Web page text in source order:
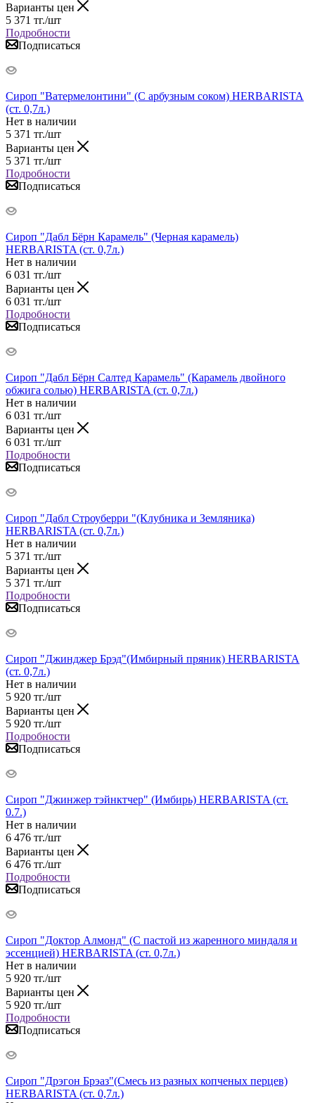
Варианты цен
5 371 тг./шт
Подробности
Подписаться
Сироп "Ватермелонтини" (С арбузным соком) HERBARISTA
(ст. 0,7л.)
Нет в наличии
5 371 тг./шт
Варианты цен
5 371 тг./шт
Подробности
Подписаться
Сироп "Дабл Бёрн Карамель" (Черная карамель)
HERBARISTA (ст. 0,7л.)
Нет в наличии
6 031 тг./шт
Варианты цен
6 031 тг./шт
Подробности
Подписаться
Сироп "Дабл Бёрн Салтед Карамель" (Карамель двойного
обжига солью) HERBARISTA (ст. 0,7л.)
Нет в наличии
6 031 тг./шт
Варианты цен
6 031 тг./шт
Подробности
Подписаться
Сироп "Дабл Строуберри "(Клубника и Земляника)
HERBARISTA (ст. 0,7л.)
Нет в наличии
5 371 тг./шт
Варианты цен
5 371 тг./шт
Подробности
Подписаться
Сироп "Джинджер Брэд"(Имбирный пряник) HERBARISTA
(ст. 0,7л.)
Нет в наличии
5 920 тг./шт
Варианты цен
5 920 тг./шт
Подробности
Подписаться
Сироп "Джинжер тэйнктчер" (Имбирь) HERBARISTA (ст.
0.7.)
Нет в наличии
6 476 тг./шт
Варианты цен
6 476 тг./шт
Подробности
Подписаться
Сироп "Доктор Алмонд" (С пастой из жаренного миндаля и
эссенцией) HERBARISTA (ст. 0,7л.)
Нет в наличии
5 920 тг./шт
Варианты цен
5 920 тг./шт
Подробности
Подписаться
Сироп "Дрэгон Брэаз"(Смесь из разных копченых перцев)
HERBARISTA (ст. 0,7л.)